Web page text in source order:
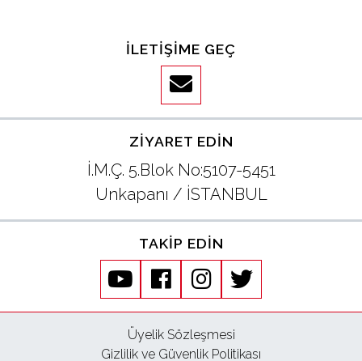
İLETIŞIME GEÇ
ZIYARET EDIN
İ.M.Ç. 5.Blok No:5107-5451
Unkapanı / İSTANBUL
TAKIP EDIN
youtubefacebookinstagram
Üyelik Sözleşmesi
Gizlilik ve Güvenlik Politikası